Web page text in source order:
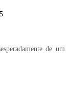
de um